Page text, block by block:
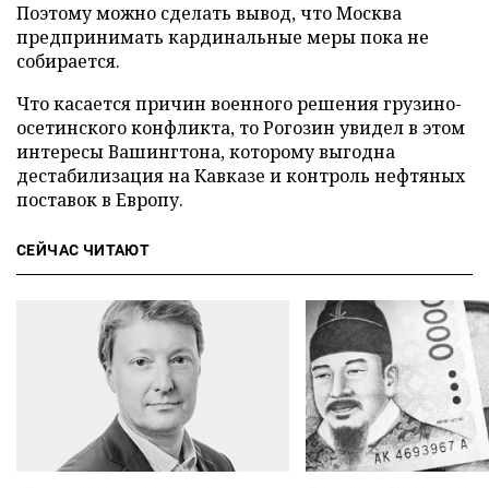
Поэтому можно сделать вывод, что Москва
предпринимать кардинальные меры пока не
собирается.
Что касается причин военного решения грузино-
осетинского конфликта, то Рогозин увидел в этом
интересы Вашингтона, которому выгодна
дестабилизация на Кавказе и контроль нефтяных
поставок в Европу.
СЕЙЧАС ЧИТАЮТ